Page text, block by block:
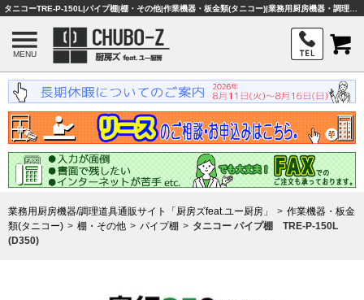
MENU
業務用厨房機器/調理道具通販サイト「厨房ズfeat.ユー厨房」
作業機器・板金
類(タニコー)
棚・その他 パイプ棚
タニコー パイプ棚 TRE-P-150L
(D350)